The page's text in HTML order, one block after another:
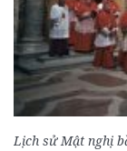
Lịch sử Mật nghị